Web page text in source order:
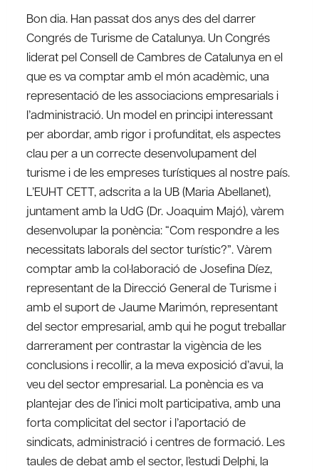
Bon dia. Han passat dos anys des del darrer
Congrés de Turisme de Catalunya. Un Congrés
liderat pel Consell de Cambres de Catalunya en el
que es va comptar amb el món acadèmic, una
representació de les associacions empresarials i
l’administració. Un model en principi interessant
per abordar, amb rigor i profunditat, els aspectes
clau per a un correcte desenvolupament del
turisme i de les empreses turístiques al nostre país.
L’EUHT CETT, adscrita a la UB (Maria Abellanet),
juntament amb la UdG (Dr. Joaquim Majó), vàrem
desenvolupar la ponència: “Com respondre a les
necessitats laborals del sector turístic?”. Vàrem
comptar amb la col·laboració de Josefina Díez,
representant de la Direcció General de Turisme i
amb el suport de Jaume Marimón, representant
del sector empresarial, amb qui he pogut treballar
darrerament per contrastar la vigència de les
conclusions i recollir, a la meva exposició d’avui, la
veu del sector empresarial. La ponència es va
plantejar des de l’inici molt participativa, amb una
forta complicitat del sector i l’aportació de
sindicats, administració i centres de formació. Les
taules de debat amb el sector, l’estudi Delphi, la